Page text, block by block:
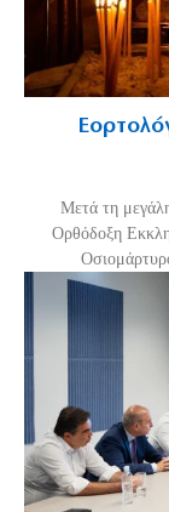
Μετά τη
Ορθόδοξη